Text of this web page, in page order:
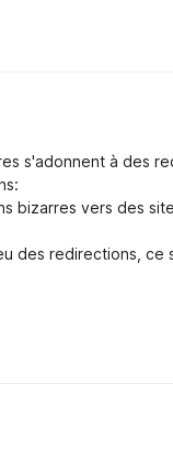
s'adonnent à des
bizarres vers des
des redirections, ce